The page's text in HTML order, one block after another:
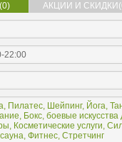
АКЦИИ И
22:00
, Пилатес, Шейпинг, Йога,
, Бокс, боевые
, Косметические услуги,
, Фитнес, Стретчинг